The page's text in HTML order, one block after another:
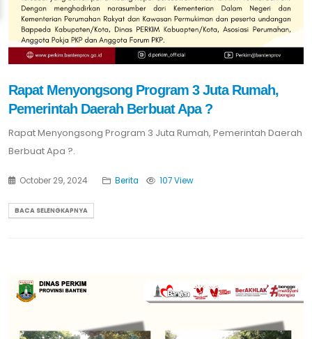
Rapat Menyongsong Program 3 Juta Rumah,
Pemerintah Daerah Berbuat Apa ?
Rapat Menyongsong Program 3 Juta Rumah, Pemerintah Daerah
Berbuat Apa ?.
October 29, 2024 Berita 107 View
BACA SELENGKAPNYA